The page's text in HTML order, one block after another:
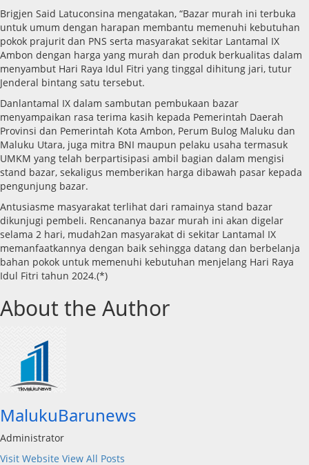
Brigjen Said Latuconsina mengatakan, “Bazar murah ini terbuka
untuk umum dengan harapan membantu memenuhi kebutuhan
pokok prajurit dan PNS serta masyarakat sekitar Lantamal IX
Ambon dengan harga yang murah dan produk berkualitas dalam
menyambut Hari Raya Idul Fitri yang tinggal dihitung jari, tutur
Jenderal bintang satu tersebut.
Danlantamal IX dalam sambutan pembukaan bazar
menyampaikan rasa terima kasih kepada Pemerintah Daerah
Provinsi dan Pemerintah Kota Ambon, Perum Bulog Maluku dan
Maluku Utara, juga mitra BNI maupun pelaku usaha termasuk
UMKM yang telah berpartisipasi ambil bagian dalam mengisi
stand bazar, sekaligus memberikan harga dibawah pasar kepada
pengunjung bazar.
Antusiasme masyarakat terlihat dari ramainya stand bazar
dikunjugi pembeli. Rencananya bazar murah ini akan digelar
selama 2 hari, mudah2an masyarakat di sekitar Lantamal IX
memanfaatkannya dengan baik sehingga datang dan berbelanja
bahan pokok untuk memenuhi kebutuhan menjelang Hari Raya
Idul Fitri tahun 2024.(*)
About the Author
MalukuBarunews
Administrator
Visit Website View All Posts